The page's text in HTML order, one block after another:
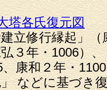
塔各氏復元図
立修行縁起」
３年・1006）
、康和２年・
などに基づき